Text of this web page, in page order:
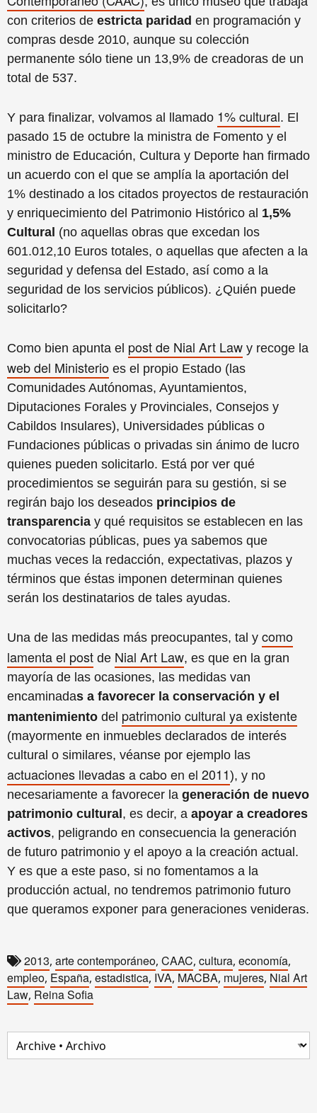
con criterios de estricta paridad en programación y
compras desde 2010, aunque su colección
permanente sólo tiene un 13,9% de creadoras de un
total de 537.
Y para finalizar, volvamos al llamado 1% cultural. El
pasado 15 de octubre la ministra de Fomento y el
ministro de Educación, Cultura y Deporte han firmado
un acuerdo con el que se amplía la aportación del
1% destinado a los citados proyectos de restauración
y enriquecimiento del Patrimonio Histórico al 1,5%
Cultural (no aquellas obras que excedan los
601.012,10 Euros totales, o aquellas que afecten a la
seguridad y defensa del Estado, así como a la
seguridad de los servicios públicos). ¿Quién puede
solicitarlo?
Como bien apunta el post de Nial Art Law y recoge la
web del Ministerio es el propio Estado (las
Comunidades Autónomas, Ayuntamientos,
Diputaciones Forales y Provinciales, Consejos y
Cabildos Insulares), Universidades públicas o
Fundaciones públicas o privadas sin ánimo de lucro
quienes pueden solicitarlo. Está por ver qué
procedimientos se seguirán para su gestión, si se
regirán bajo los deseados principios de
transparencia y qué requisitos se establecen en las
convocatorias públicas, pues ya sabemos que
muchas veces la redacción, expectativas, plazos y
términos que éstas imponen determinan quienes
serán los destinatarios de tales ayudas.
Una de las medidas más preocupantes, tal y como
lamenta el post de Nial Art Law, es que en la gran
mayoría de las ocasiones, las medidas van
encaminadas a favorecer la conservación y el
mantenimiento del patrimonio cultural ya existente
(mayormente en inmuebles declarados de interés
cultural o similares, véanse por ejemplo las
actuaciones llevadas a cabo en el 2011), y no
necesariamente a favorecer la generación de nuevo
patrimonio cultural , es decir, a apoyar a creadores
activos, peligrando en consecuencia la generación
de futuro patrimonio y el apoyo a la creación actual.
Y es que a este paso, si no fomentamos a la
producción actual, no tendremos patrimonio futuro
que queramos exponer para generaciones venideras.
2013, arte contemporáneo, CAAC, cultura, economía,
empleo, España, estadistica, IVA, MACBA, mujeres, Nial Art
Law, Reina Sofia